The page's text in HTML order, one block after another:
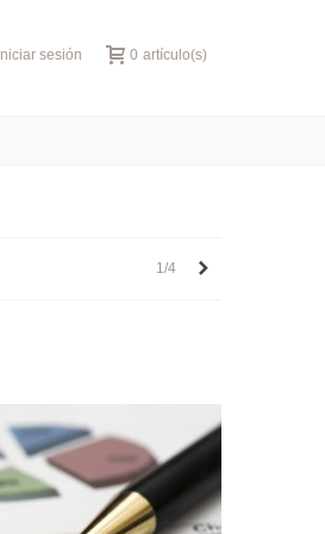
Iniciar sesión 0 artículo(s)
1/4